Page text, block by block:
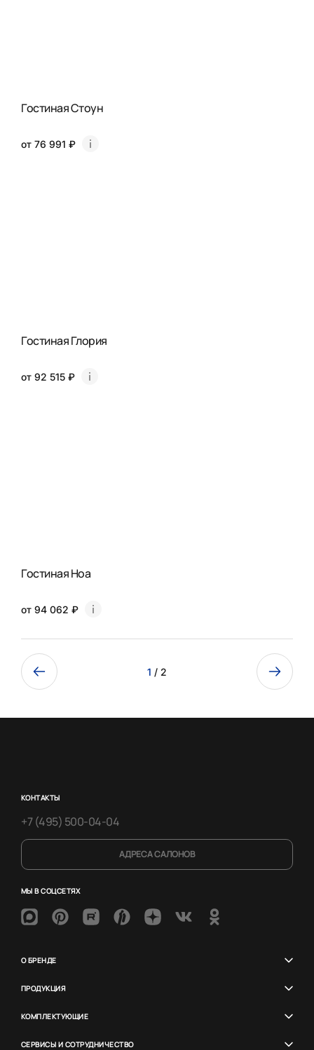
Гостиная Стоун
от 76 991 ₽
Гостиная Глория
от 92 515 ₽
Гостиная Ноа
от 94 062 ₽
1 / 2
КОНТАКТЫ
+7 (495) 500-04-04
АДРЕСА САЛОНОВ
МЫ В СОЦСЕТЯХ
О БРЕНДЕ
ПРОДУКЦИЯ
КОМПЛЕКТУЮЩИЕ
СЕРВИСЫ И СОТРУДНИЧЕСТВО